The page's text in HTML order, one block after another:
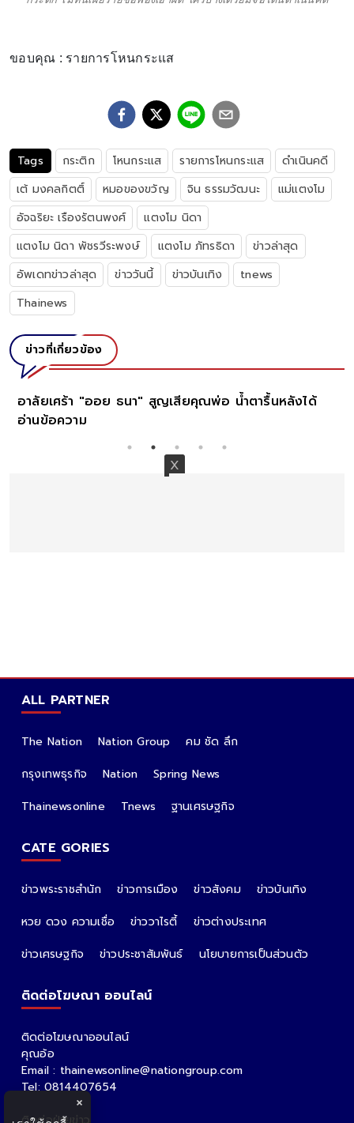
ขอบคุณ : รายการโหนกระแส
Tags กระติก โหนกระแส รายการโหนกระแส
ดำเนินคดี
เต้ มงคลกิตติ์
หมอของขวัญ จิน ธรรมวัฒนะ
แม่แตงโม
อัจฉริยะ เรืองรัตนพงศ์
แตงโม นิดา
แตงโม นิดา พัชรวีระพงษ์
แตงโม ภัทรธิดา
ข่าวล่าสุด
อัพเดทข่าวล่าสุด
ข่าววันนี้ ข่าวบันเทิง
tnews
Thainews
ข่าวที่เกี่ยวข้อง
อาลัยเศร้า "ออย ธนา" สูญเสียคุณพ่อ น้ำตารื้นหลังได้
อ่านข้อความ
ALL PARTNER
The Nation Nation Group
คม ชัด ลึก
กรุงเทพธุรกิจ
Nation
Spring News
Thainewsonline
Tnews ฐานเศรษฐกิจ
CATE GORIES
ข่าวพระราชสำนัก ข่าวการเมือง ข่าวสังคม
ข่าวบันเทิง
หวย ดวง ความเชื่อ
ข่าววาไรตี้
ข่าวต่างประเทศ
ข่าวเศรษฐกิจ
ข่าวประชาสัมพันธ์ นโยบายการเป็นส่วนตัว
ติดต่อโฆษณา ออนไลน์
ติดต่อโฆษณาออนไลน์
คุณอ้อ
Email : thainewsonline@nationgroup.com
Tel: 0814407654
×